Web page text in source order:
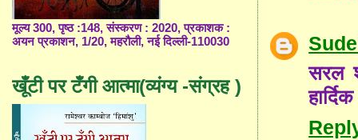
सरल
मूल्य 300, पृष्ठ :148, संस्करण : 2020, प्रकाशक :
अयन प्रकाशन, 1/20, महरौली, नई दिल्ली-110030
खूँटी पर टँगी आत्मा(व्यंग्य -संग्रह )